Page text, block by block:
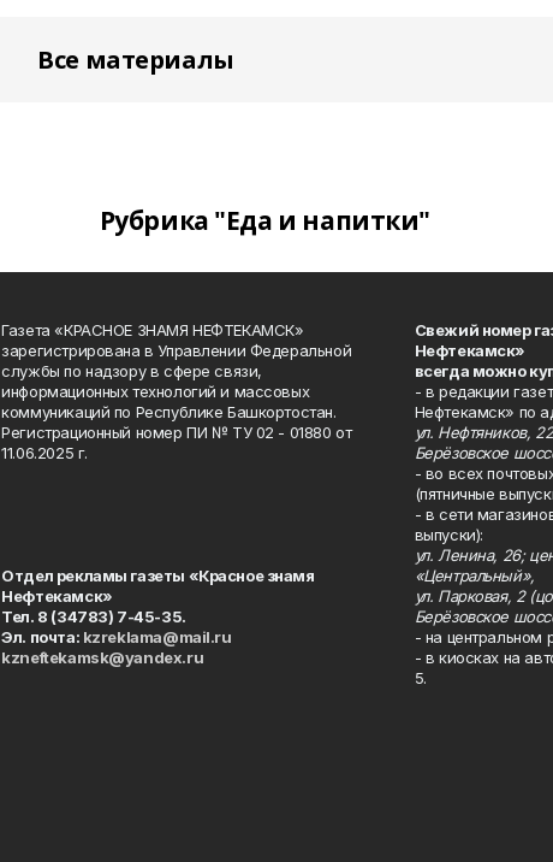
Все материалы
Рубрика "Еда и напитки"
Газета «КРАСНОЕ ЗНАМЯ НЕФТЕКАМСК»
зарегистрирована в Управлении Федеральной
службы по надзору в сфере связи,
информационных технологий и массовых
коммуникаций по Республике Башкортостан.
Регистрационный номер ПИ № ТУ 02 - 01880 от
11.06.2025 г.
Отдел рекламы газеты «Красное знамя
Нефтекамск»
Тел. 8 (34783) 7-45-35.
Эл. почта: kzreklama@mail.ru
kzneftekamsk@yandex.ru
Свежий номер
Нефтекамск»
всегда можно
- в редакции
Нефтекамск» по
ул. Нефтяников,
Берёзовское
- во всех
(пятничные
- в сети
выпуски):
ул. Ленина, 26;
«Центральный»,
ул. Парковая, 2
Берёзовское
- на центральном
- в киосках на
5.